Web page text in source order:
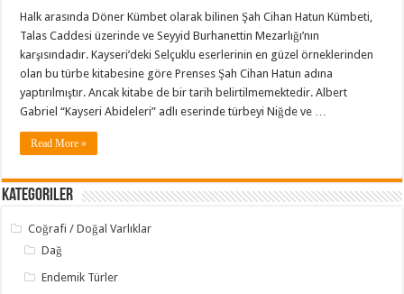
Halk arasında Döner Kümbet olarak bilinen Şah Cihan Hatun Kümbeti,
Talas Caddesi üzerinde ve Seyyid Burhanettin Mezarlığı’nın
karşısındadır. Kayseri’deki Selçuklu eserlerinin en güzel örneklerinden
olan bu türbe kitabesine göre Prenses Şah Cihan Hatun adına
yaptırılmıştır. Ancak kitabe de bir tarih belirtilmemektedir. Albert
Gabriel “Kayseri Abideleri” adlı eserinde türbeyi Niğde ve …
Read More »
Kategoriler
Coğrafi / Doğal Varlıklar
Dağ
Endemik Türler